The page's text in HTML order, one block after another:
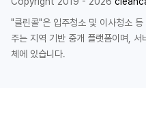
"클린콜"은 입주청소 및 이사청소
주는 지역 기반 중개 플랫폼이며,
체에 있습니다.